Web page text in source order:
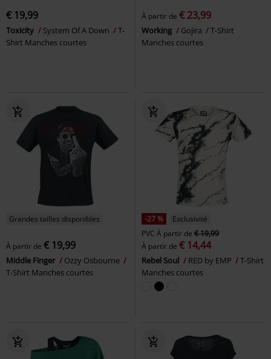
€ 19,99
Toxicity System Of A Down
T-
Shirt Manches courtes
À partir de € 23,99
Working Gojira
T-Shirt
Manches courtes
Grandes tailles disponibles
À partir de € 19,99
Middle Finger
Ozzy Osbourne
T-Shirt Manches courtes
-27 %
Exclusivité
PVC À partir de € 19,99
À partir de € 14,44
Rebel Soul RED by EMP
T-Shirt
Manches courtes